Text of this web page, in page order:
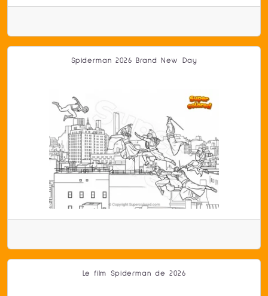
Spiderman 2026 Brand New Day
Le film Spiderman de 2026